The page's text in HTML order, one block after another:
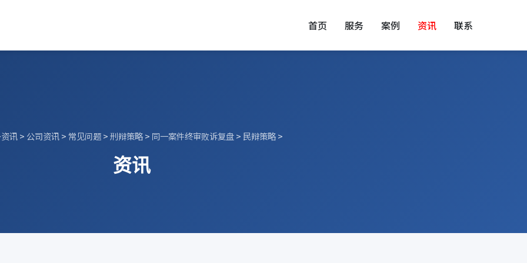
首页 服务 案例 资讯 联系
资讯> 公司资讯> 常见问题>刑辩策略> 同一案件终审败诉复盘> 民辩策略>
资讯